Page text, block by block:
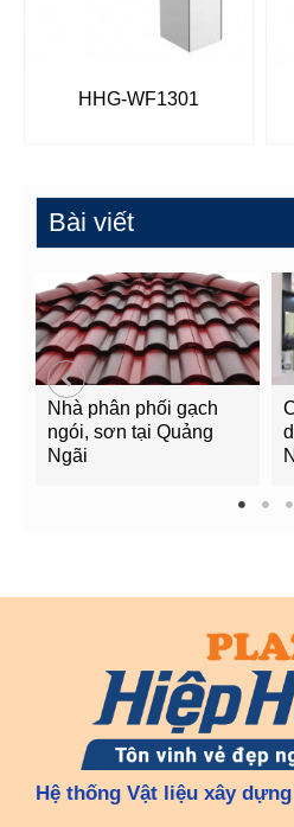
HHG-WF1301
Bài viết
Nhà phân phối gạch
ngói, sơn tại Quảng
Ngãi
1 2 3
Hệ thống Vật liệu xây